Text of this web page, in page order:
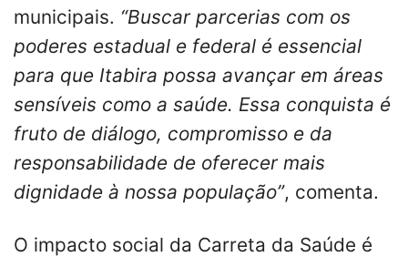
municipais. “Buscar parcerias com os
poderes estadual e federal é essencial
para que Itabira possa avançar em áreas
sensíveis como a saúde. Essa conquista é
fruto de diálogo, compromisso e da
responsabilidade de oferecer mais
dignidade à nossa população”, comenta.
O impacto social da Carreta da Saúde é